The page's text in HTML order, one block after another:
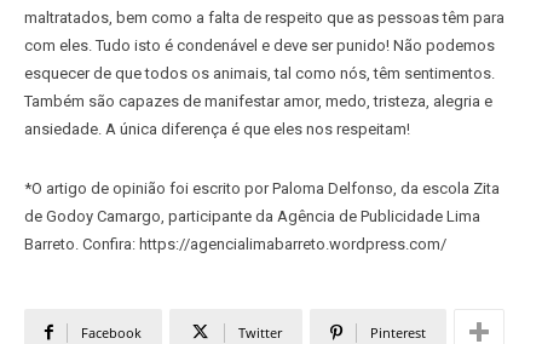
maltratados, bem como a falta de respeito que as pessoas têm para
com eles. Tudo isto é condenável e deve ser punido! Não podemos
esquecer de que todos os animais, tal como nós, têm sentimentos.
Também são capazes de manifestar amor, medo, tristeza, alegria e
ansiedade. A única diferença é que eles nos respeitam!
*O artigo de opinião foi escrito por Paloma Delfonso, da escola Zita
de Godoy Camargo, participante da Agência de Publicidade Lima
Barreto. Confira: https://agencialimabarreto.wordpress.com/
Facebook Twitter Pinterest